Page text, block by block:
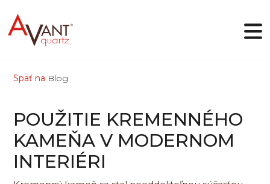
Prečo Avant Quartz
Kolekcie
Online dizajnér
Späť na Blog
POUŽITIE KREMENNÉHO
KAMEŇA V MODERNOM
INTERIÉRI